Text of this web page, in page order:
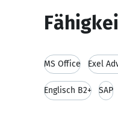
MS Office Exel
Englisch B2+ SAP